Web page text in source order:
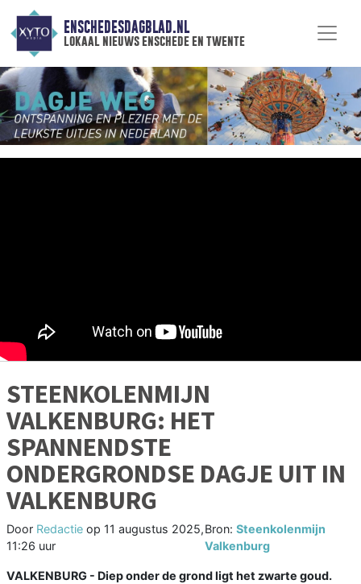
ENSCHEDESDAGBLAD.NL
lokaal nieuws enschede en twente
STEENKOLENMIJN
VALKENBURG: HET
SPANNENDSTE
ONDERGRONDSE DAGJE UIT IN
VALKENBURG
Door Redactie op 11 augustus 2025,
11:26 uur
Bron:Steenkolenmijn
Valkenburg
VALKENBURG - Diep onder de grond ligt het zwarte goud.